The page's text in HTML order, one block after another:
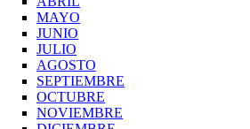
MAYO
JUNIO
JULIO
AGOSTO
SEPTIEMBRE
OCTUBRE
NOVIEMBRE